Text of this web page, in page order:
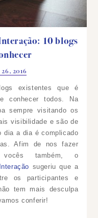
10 blogs
2016
existentes que é
conhecer todos. Na
sempre visitando os
visibilidade e são de
dia a dia é complicado
Afim de nos fazer
também, o
sugeriu que a
os participantes e
tem mais desculpa
conferir!